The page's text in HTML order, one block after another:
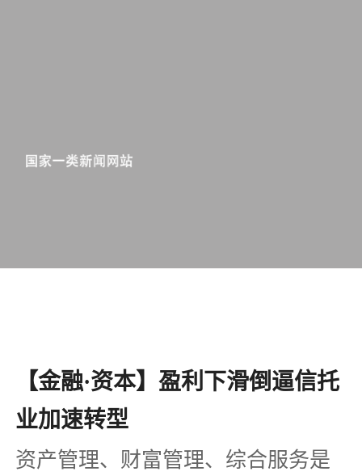
【金融·资本】盈利下滑倒逼信托
业加速转型
资产管理、财富管理、综合服务是